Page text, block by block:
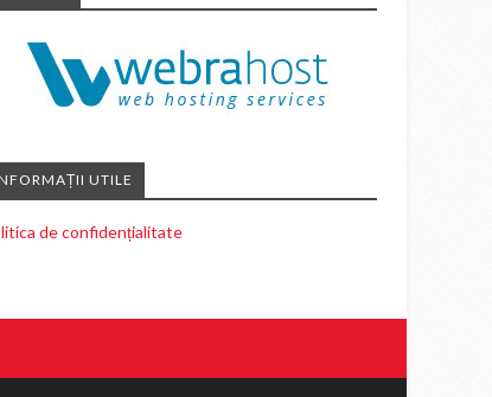
UTILE
de confidențialitate